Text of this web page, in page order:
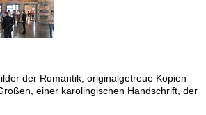
der Romantik, originalgetreue Kopien
einer karolingischen Handschrift, der